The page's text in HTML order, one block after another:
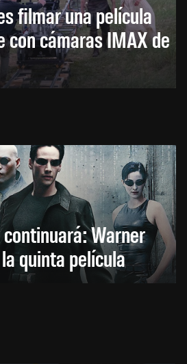
filmar una película
cámaras IMAX de
Warner
quinta película